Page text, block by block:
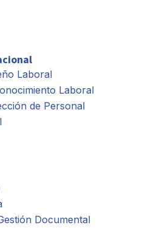
Laboral
Laboral
de Personal
Documental